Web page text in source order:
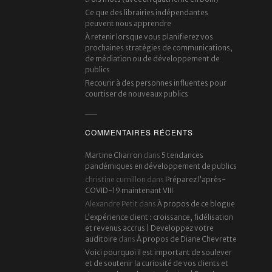
Ce que des librairies indépendantes
peuvent nous apprendre
À retenir lorsque vous planifierez vos
prochaines stratégies de communications,
de médiation ou de développement de
publics
Recourir à des personnes influentes pour
courtiser de nouveaux publics
COMMENTAIRES RÉCENTS
Martine Charron dans 5 tendances
pandémiques en développement de publics
christine curnillon dans Préparez l’après-
COVID-19 maintenant VIII
Alexandre Petit dansÀ propos de ce blogue
L’expérience client : croissance, fidélisation
et revenus accrus | Developpez votre
auditoire dansÀ propos de Diane Chevrette
Voici pourquoi il est important de soulever
et de soutenir la curiosité de vos clients et